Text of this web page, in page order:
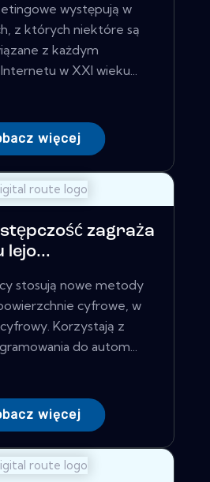
występują w
z których niektóre są
z każdym
w XXI wieku...
więcej
zagraża
lejo...
stosują nowe metody
cyfrowe, w
Korzystają z
do autom...
więcej